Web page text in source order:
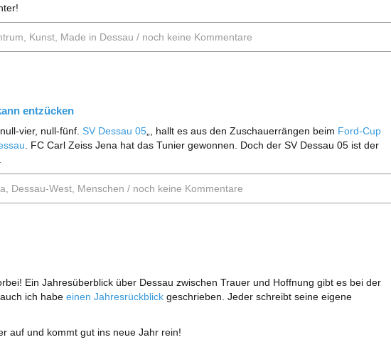
Kunst Made in Dessau / noch keine Kommentare
entzücken
vier, null-fünf. SV Dessau 05 „, hallt es aus den Zuschauerrängen beim Ford-Cup
. FC Carl Zeiss Jena hat das Tunier gewonnen. Doch der SV Dessau 05 ist der
Dessau-West Menschen / noch keine Kommentare
Ein Jahresüberblick über Dessau zwischen Trauer und Hoffnung gibt es bei der
auch ich habe einen Jahresrückblick geschrieben. Jeder schreibt seine eigene
auf und kommt gut ins neue Jahr rein!